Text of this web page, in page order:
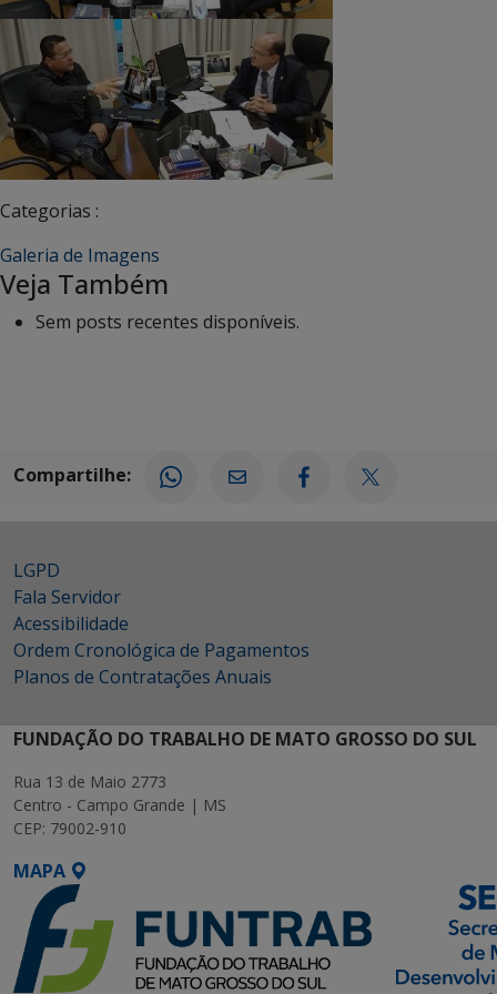
Categorias :
Galeria de Imagens
Veja Também
Sem posts recentes disponíveis.
Compartilhe:
LGPD
Fala Servidor
Acessibilidade
Ordem Cronológica de Pagamentos
Planos de Contratações Anuais
FUNDAÇÃO DO TRABALHO DE MATO GROSSO DO SUL
Rua 13 de Maio 2773
Centro - Campo Grande | MS
CEP: 79002-910
MAPA